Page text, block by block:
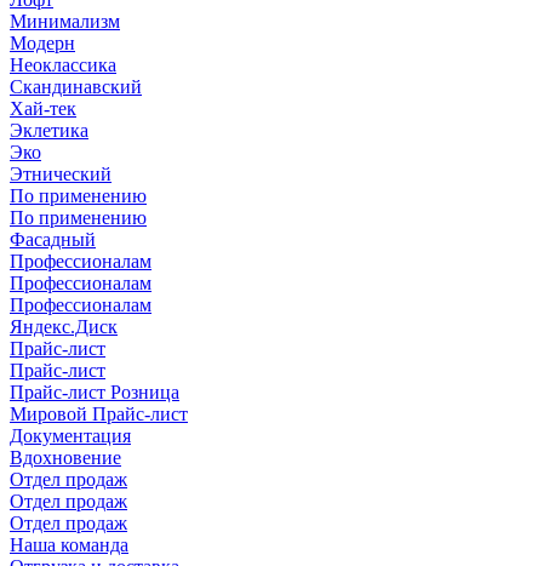
Минимализм
Модерн
Неоклассика
Скандинавский
Хай-тек
Эклетика
Эко
Этнический
По применению
По применению
Фасадный
Профессионалам
Профессионалам
Профессионалам
Яндекс.Диск
Прайс-лист
Прайс-лист
Прайс-лист Розница
Мировой Прайс-лист
Документация
Вдохновение
Отдел продаж
Отдел продаж
Отдел продаж
Наша команда